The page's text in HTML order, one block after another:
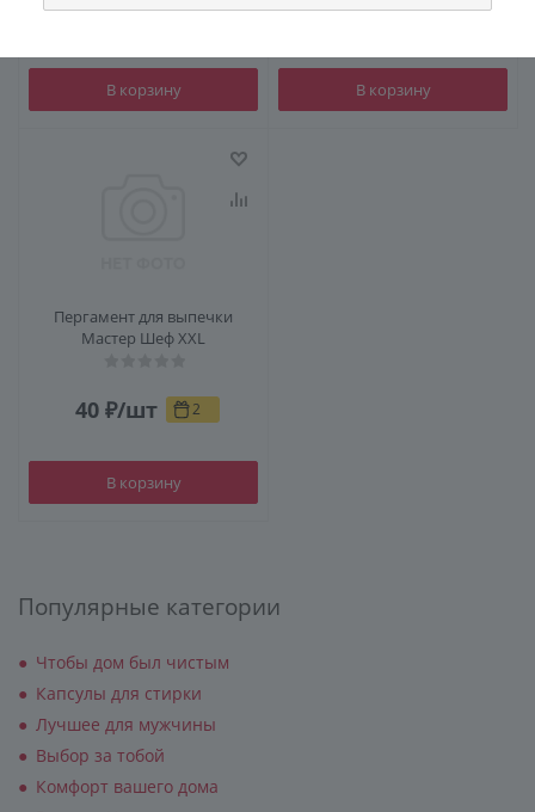
90₽/шт 4
В корзину
184₽/шт 9
В корзину
Пергамент для выпечки
Мастер Шеф XXL
40 ₽/шт 2
В корзину
Популярные категории
Чтобы дом был чистым
Капсулы для стирки
Лучшее для мужчины
Выбор за тобой
Комфорт вашего дома